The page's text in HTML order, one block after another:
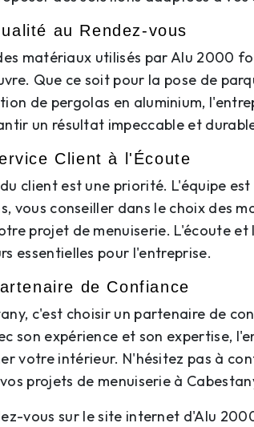
au Rendez-vous
matériaux utilisés par Alu 2000
Que ce soit pour la pose de
de pergolas en aluminium,
un résultat impeccable et
Client à l'Écoute
client est une priorité. L'équipe
vous conseiller dans le choix des
projet de menuiserie. L'écoute
essentielles pour l'entreprise.
de Confiance
c'est choisir un partenaire de
son expérience et son expertise,
votre intérieur. N'hésitez pas à
projets de menuiserie à
vous sur le site internet d'Alu